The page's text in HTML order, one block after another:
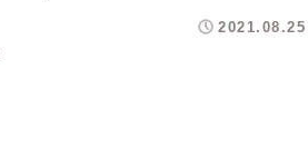
2021.08.25